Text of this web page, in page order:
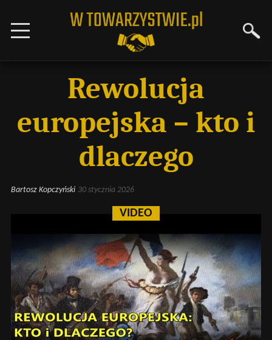
Rewolucja
europejska – kto i
dlaczego
Bartosz Kopczyński 30 stycznia 2026
VIDEO